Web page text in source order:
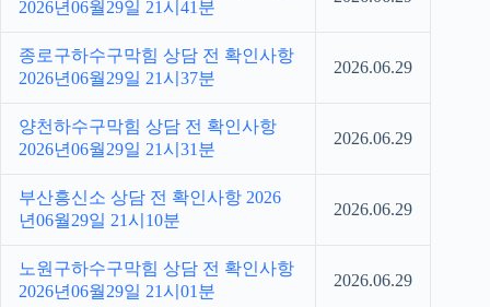
2026년06월29일 21시41분
종로구하수구막힘 상담 전 확인사항
2026년06월29일 21시37분
2026.06.29
양천하수구막힘 상담 전 확인사항
2026년06월29일 21시31분
2026.06.29
부산흥신소 상담 전 확인사항 2026
년06월29일 21시10분
2026.06.29
노원구하수구막힘 상담 전 확인사항
2026년06월29일 21시01분
2026.06.29